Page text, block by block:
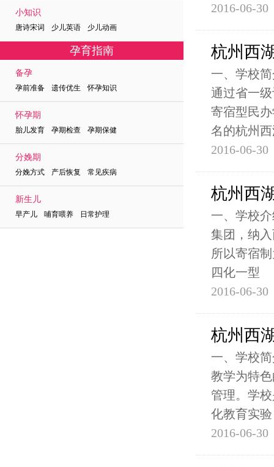
小知识
唐诗宋词 少儿英语 少儿动画
孕育指南
备孕
孕前准备 遗传优生 怀孕知识
怀孕期
胎儿发育 孕期检查 孕期保健
分娩期
分娩方式 产后恢复 常见疾病
新生儿
早产儿 哺育喂养 日常护理
2016-06-30
杭州西
一、学校
通过省一
寄宿型民
名的杭州
2016-06-30
杭州西
一、学校
集团，纳
所以寄宿
四化一型
2016-06-30
杭州西
一、学校
教学为特
管理。学
化教育实验
2016-06-30